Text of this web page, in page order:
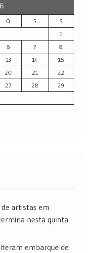
Q S
S
1
6 7
8
13 14
15
20 21
22
27 28
29
artistas em
nesta quinta
embarque de